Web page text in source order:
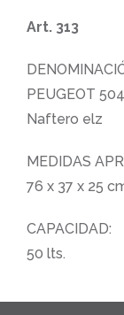
Art. 313
PEUGEOT 504
Naftero elz
MEDIDAS
76 x 37 x 25
CAPACIDAD:
50 lts.